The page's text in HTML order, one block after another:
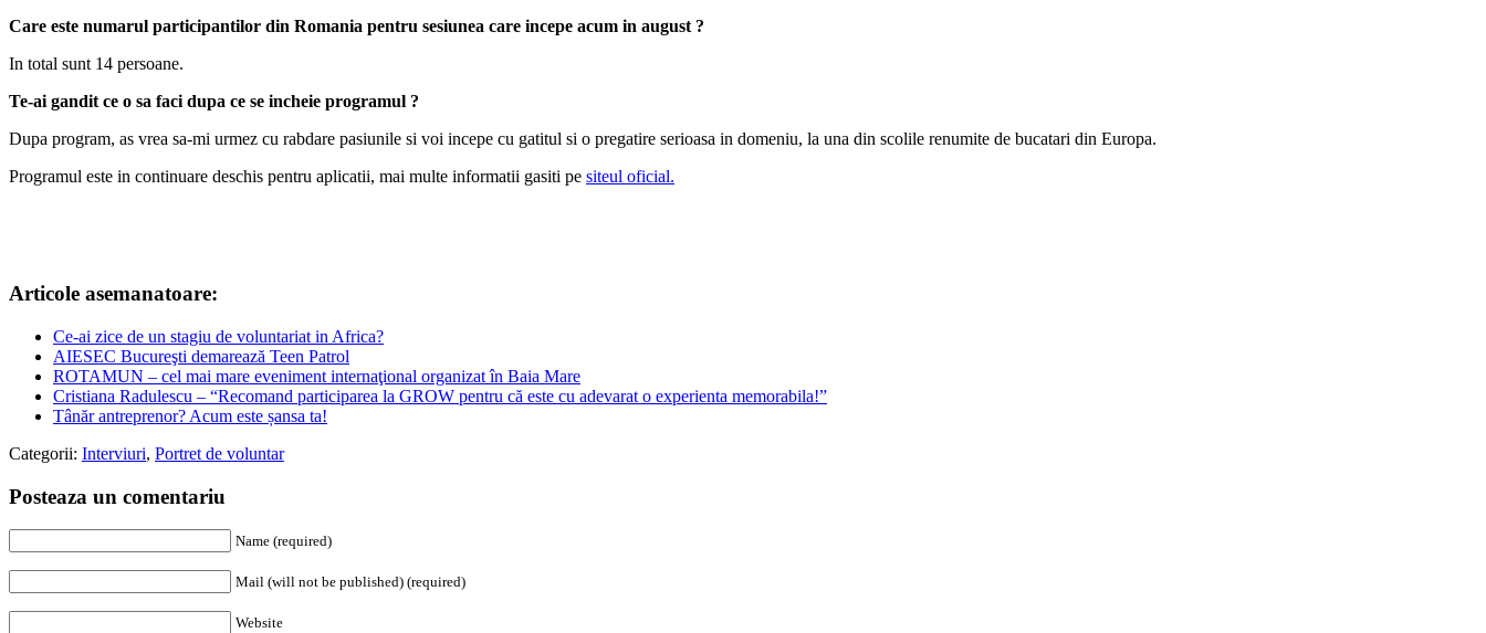
Care este numarul participantilor din Romania pentru sesiunea care incepe acum in august ?
In total sunt 14 persoane.
Te-ai gandit ce o sa faci dupa ce se incheie programul ?
Dupa program, as vrea sa-mi urmez cu rabdare pasiunile si voi incepe cu gatitul si o pregatire serioasa in domeniu, la una din scolile renumite de bucatari din Europa.
Programul este in continuare deschis pentru aplicatii, mai multe informatii gasiti pe siteul oficial.
Articole asemanatoare:
Ce-ai zice de un stagiu de voluntariat in Africa?
AIESEC Bucureşti demarează Teen Patrol
ROTAMUN – cel mai mare eveniment internaţional organizat în Baia Mare
Cristiana Radulescu – “Recomand participarea la GROW pentru că este cu adevarat o experienta memorabila!”
Tânăr antreprenor? Acum este șansa ta!
Categorii: Interviuri, Portret de voluntar
Posteaza un comentariu
Name (required)
Mail (will not be published) (required)
Website